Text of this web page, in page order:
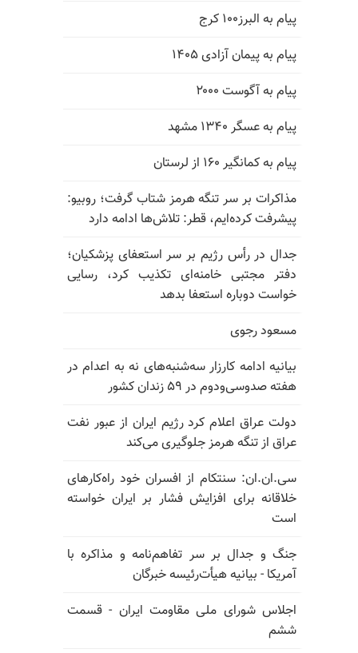
پیام به البرز۱۰۰ کرج
پیام به پیمان آزادی ۱۴۰۵
پیام به آگوست ۲۰۰۰
پیام به عسگر ۱۳۴۰ مشهد
پیام به کمانگیر ۱۶۰ از لرستان
مذاکرات بر سر تنگه هرمز شتاب گرفت؛ روبیو:
پیشرفت کرده‌ایم، قطر: تلاش‌ها ادامه دارد
جدال در رأس رژیم بر سر استعفای پزشکیان؛
دفتر مجتبی خامنه‌ای تکذیب کرد، رسایی
خواست دوباره استعفا بدهد
مسعود رجوی
بیانیه ادامه کارزار سه‌شنبه‌های نه به اعدام در
هفته صدوسی‌و‌دوم در ۵۹ زندان کشور
دولت عراق اعلام کرد رژیم ایران از عبور نفت
عراق از تنگه هرمز جلوگیری می‌کند
سی.ان.ان: سنتکام از افسران خود راه‌کارهای
خلاقانه برای افزایش فشار بر ایران خواسته
است
جنگ و جدال بر سر تفاهم‌نامه و مذاکره با
آمریکا - بیانیه هیأت‌رئیسه خبرگان
اجلاس شورای ملی مقاومت ایران - قسمت
ششم